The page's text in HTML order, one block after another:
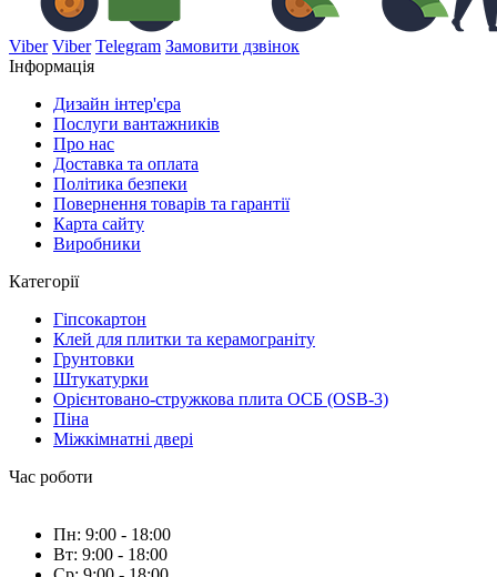
Viber Viber Telegram Замовити дзвінок
Інформація
Дизайн інтер'єра
Послуги вантажників
Про нас
Доставка та оплата
Політика безпеки
Повернення товарів та гарантії
Карта сайту
Виробники
Категорії
Гіпсокартон
Клей для плитки та керамограніту
Грунтовки
Штукатурки
Орієнтовано-стружкова плита ОСБ (OSB-3)
Піна
Міжкімнатні двері
Час роботи
Пн: 9:00 - 18:00
Вт: 9:00 - 18:00